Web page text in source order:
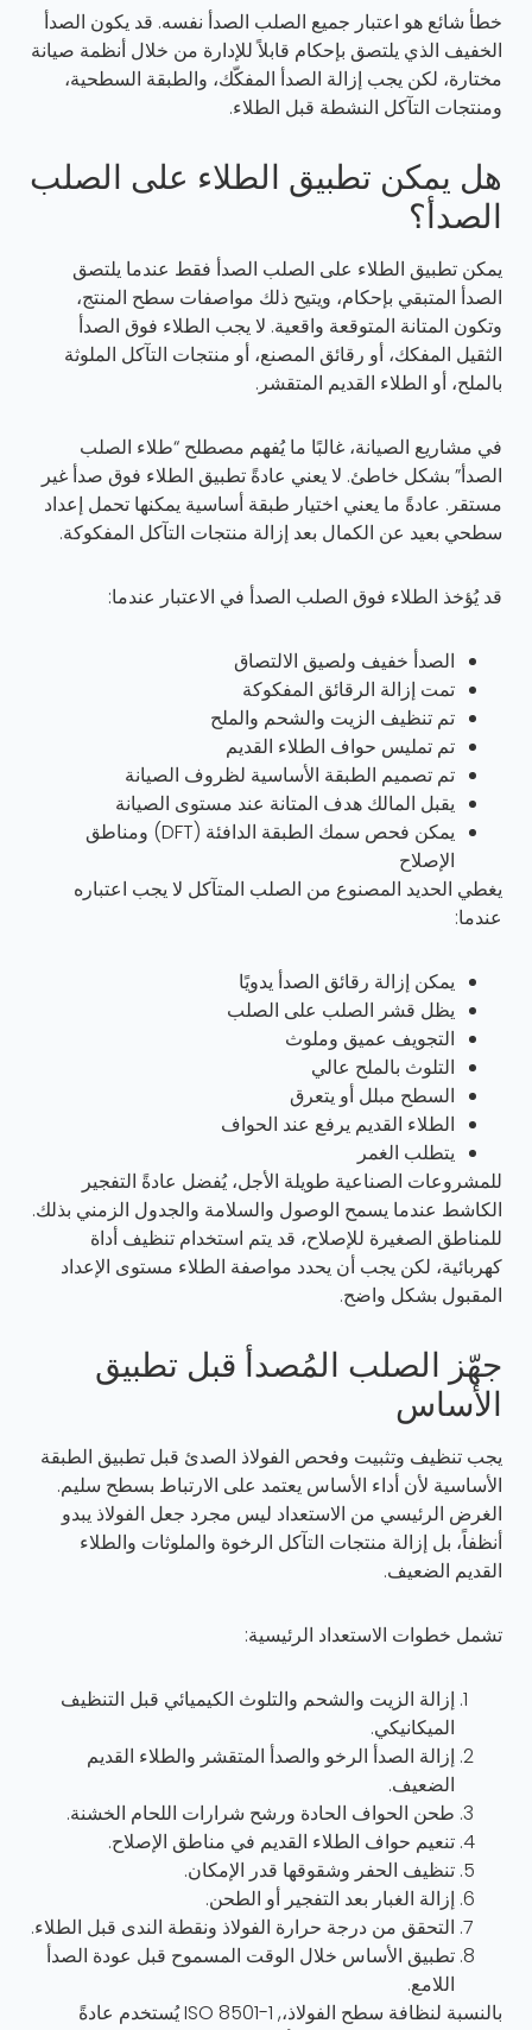
خطأ شائع هو اعتبار جميع الصلب الصدأ نفسه. قد يكون الصدأ
الخفيف الذي يلتصق بإحكام قابلاً للإدارة من خلال أنظمة صيانة
مختارة، لكن يجب إزالة الصدأ المفكّك، والطبقة السطحية،
ومنتجات التآكل النشطة قبل الطلاء.
هل يمكن تطبيق الطلاء على الصلب
الصدأ؟
يمكن تطبيق الطلاء على الصلب الصدأ فقط عندما يلتصق
الصدأ المتبقي بإحكام، ويتيح ذلك مواصفات سطح المنتج،
وتكون المتانة المتوقعة واقعية. لا يجب الطلاء فوق الصدأ
الثقيل المفكك، أو رقائق المصنع، أو منتجات التآكل الملوثة
بالملح، أو الطلاء القديم المتقشر.
في مشاريع الصيانة، غالبًا ما يُفهم مصطلح “طلاء الصلب
الصدأ” بشكل خاطئ. لا يعني عادةً تطبيق الطلاء فوق صدأ غير
مستقر. عادةً ما يعني اختيار طبقة أساسية يمكنها تحمل إعداد
سطحي بعيد عن الكمال بعد إزالة منتجات التآكل المفكوكة.
قد يُؤخذ الطلاء فوق الصلب الصدأ في الاعتبار عندما:
الصدأ خفيف ولصيق الالتصاق
تمت إزالة الرقائق المفكوكة
تم تنظيف الزيت والشحم والملح
تم تمليس حواف الطلاء القديم
تم تصميم الطبقة الأساسية لظروف الصيانة
يقبل المالك هدف المتانة عند مستوى الصيانة
يمكن فحص سمك الطبقة الدافئة (DFT) ومناطق
الإصلاح
يغطي الحديد المصنوع من الصلب المتآكل لا يجب اعتباره
عندما:
يمكن إزالة رقائق الصدأ يدويًا
يظل قشر الصلب على الصلب
التجويف عميق وملوث
التلوث بالملح عالي
السطح مبلل أو يتعرق
الطلاء القديم يرفع عند الحواف
يتطلب الغمر
للمشروعات الصناعية طويلة الأجل، يُفضل عادةً التفجير
الكاشط عندما يسمح الوصول والسلامة والجدول الزمني بذلك.
للمناطق الصغيرة للإصلاح، قد يتم استخدام تنظيف أداة
كهربائية، لكن يجب أن يحدد مواصفة الطلاء مستوى الإعداد
المقبول بشكل واضح.
جهّز الصلب المُصدأ قبل تطبيق
الأساس
يجب تنظيف وتثبيت وفحص الفولاذ الصدئ قبل تطبيق الطبقة
الأساسية لأن أداء الأساس يعتمد على الارتباط بسطح سليم.
الغرض الرئيسي من الاستعداد ليس مجرد جعل الفولاذ يبدو
أنظفاً، بل إزالة منتجات التآكل الرخوة والملوثات والطلاء
القديم الضعيف.
تشمل خطوات الاستعداد الرئيسية:
إزالة الزيت والشحم والتلوث الكيميائي قبل التنظيف
الميكانيكي.
إزالة الصدأ الرخو والصدأ المتقشر والطلاء القديم
الضعيف.
طحن الحواف الحادة ورشح شرارات اللحام الخشنة.
تنعيم حواف الطلاء القديم في مناطق الإصلاح.
تنظيف الحفر وشقوقها قدر الإمكان.
إزالة الغبار بعد التفجير أو الطحن.
التحقق من درجة حرارة الفولاذ ونقطة الندى قبل الطلاء.
تطبيق الأساس خلال الوقت المسموح قبل عودة الصدأ
اللامع.
بالنسبة لنظافة سطح الفولاذ،, ISO 8501-1يُستخدم عادةً